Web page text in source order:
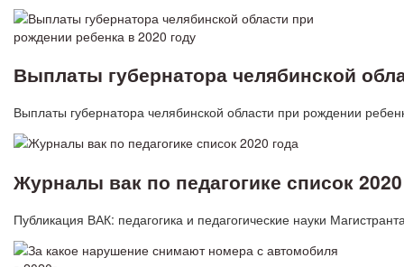
Выплаты губернатора челябинской
Выплаты губернатора челябинской области при рождении
Журналы вак по педагогике список
Публикация ВАК: педагогика и педагогические науки